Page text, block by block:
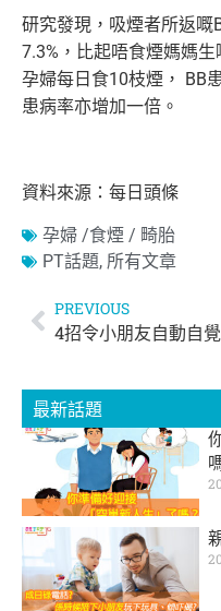
研究發現，吸煙者所返嘅
7.3%，比起唔食煙媽媽
孕婦每日食10枝煙， BB
患病率亦增加一倍。
資料來源：每日頭條
孕婦 /食煙 / 畸胎
PT話題, 所有文章
PREVIOUS
最新話題